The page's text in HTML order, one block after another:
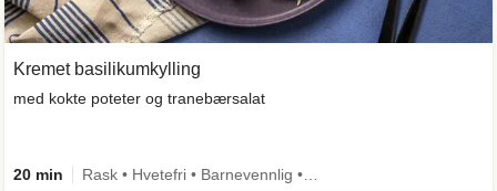
Kremet basilikumkylling
med kokte poteter og tranebærsalat
20 min